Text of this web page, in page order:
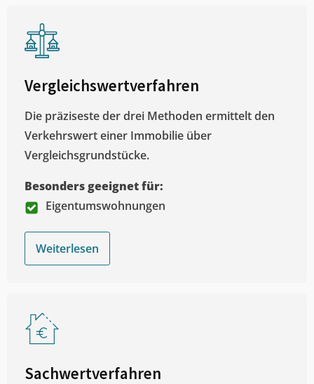
Vergleichswertverfahren
Die präziseste der drei Methoden ermittelt den
Verkehrswert einer Immobilie über
Vergleichsgrundstücke.
Besonders geeignet für:
Eigentumswohnungen
Weiterlesen
Sachwertverfahren